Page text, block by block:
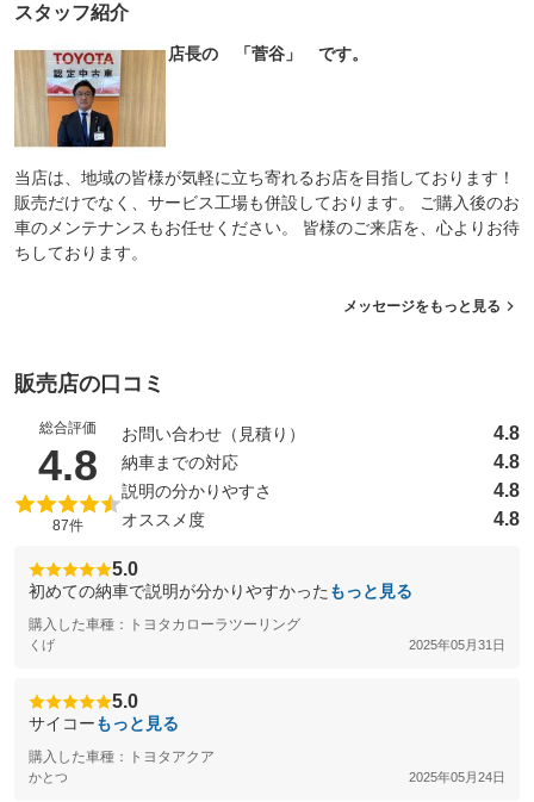
スタッフ紹介
店長の 「菅谷」 です。
当店は、地域の皆様が気軽に立ち寄れるお店を目指しております！
販売だけでなく、サービス工場も併設しております。 ご購入後のお
車のメンテナンスもお任せください。 皆様のご来店を、心よりお待
ちしております。
メッセージをもっと見る
販売店の口コミ
総合評価
4.8 （5点満点中）
87件
お問い合わせ（見積り） 4.8
納車までの対応 4.8
説明の分かりやすさ 4.8
オススメ度 4.8
5.0
初めての納車で説明が分かりやすかった もっと見る
購入した車種：トヨタカローラツーリング
くげ 2025年05月31日
5.0
サイコーもっと見る
購入した車種：トヨタアクア
かとつ 2025年05月24日